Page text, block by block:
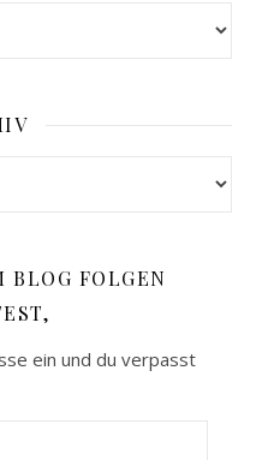
BLOG FOLGEN
ein und du verpasst